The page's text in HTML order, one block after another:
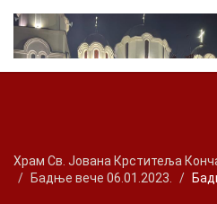
Храм Св. Јована Крститеља
Бадње вече 06.01.2023.